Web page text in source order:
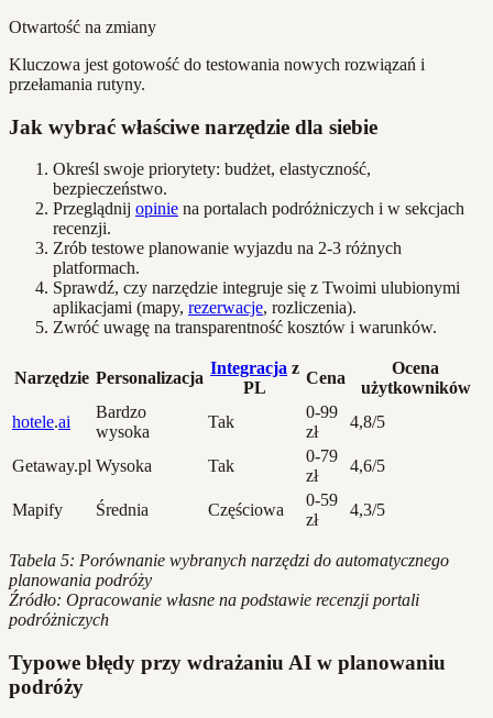
Otwartość na zmiany
Kluczowa jest gotowość do testowania nowych rozwiązań i
przełamania rutyny.
Jak wybrać właściwe narzędzie dla siebie
Określ swoje priorytety: budżet, elastyczność,
bezpieczeństwo.
Przeglądnij opinie na portalach podróżniczych i w sekcjach
recenzji.
Zrób testowe planowanie wyjazdu na 2-3 różnych
platformach.
Sprawdź, czy narzędzie integruje się z Twoimi ulubionymi
aplikacjami (mapy, rezerwacje, rozliczenia).
Zwróć uwagę na transparentność kosztów i warunków.
Narzędzie Personalizacja
Integracja z
PL
Cena
Ocena
użytkowników
hotele.ai
Bardzo
wysoka
Tak
0-99
zł
4,8/5
Getaway.pl Wysoka Tak
0-79
zł
4,6/5
Mapify Średnia Częściowa
0-59
zł
4,3/5
Tabela 5: Porównanie wybranych narzędzi do automatycznego
planowania podróży
Źródło: Opracowanie własne na podstawie recenzji portali
podróżniczych
Typowe błędy przy wdrażaniu AI w planowaniu
podróży